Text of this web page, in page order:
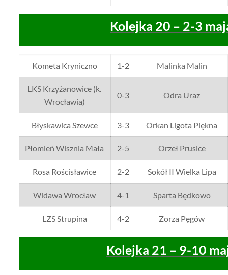
Kolejka 20 – 2-3
Kometa Kryniczno 1-2 Malinka Malin
LKS Krzyżanowice (k.
Wrocławia)
0-3 Odra Uraz
Błyskawica Szewce 3-3 Orkan Ligota Piękna
Płomień Wisznia Mała 2-5 Orzeł Prusice
Rosa Rościsławice 2-2 Sokół II Wielka Lipa
Widawa Wrocław 4-1 Sparta Będkowo
LZS Strupina 4-2 Zorza Pęgów
Kolejka 21 – 9-10